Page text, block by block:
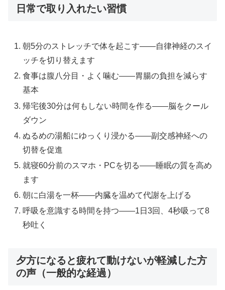
日常で取り入れたい習慣
朝5分のストレッチで体を起こす——自律神経のスイ
ッチを切り替えます
食事は腹八分目・よく噛む——胃腸の負担を減らす
基本
帰宅後30分は何もしない時間を作る——脳をクール
ダウン
ぬるめの湯船にゆっくり浸かる——副交感神経への
切替を促進
就寝60分前のスマホ・PCを切る——睡眠の質を高め
ます
朝に白湯を一杯——内臓を温めて代謝を上げる
呼吸を意識する時間を持つ——1日3回、4秒吸って8
秒吐く
夕方になると疲れて動けないが軽減した方
の声（一般的な経過）